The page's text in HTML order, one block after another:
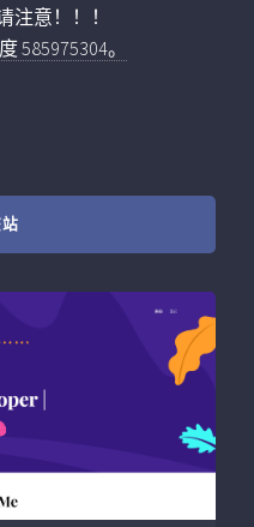
注意！！！
585975304。